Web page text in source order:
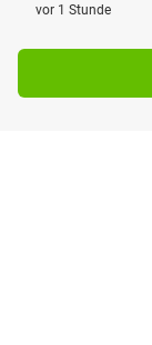
vor 1 Stunde